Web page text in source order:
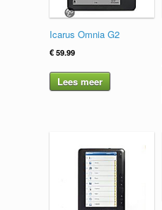
Icarus Omnia G2
€59.99
Lees meer